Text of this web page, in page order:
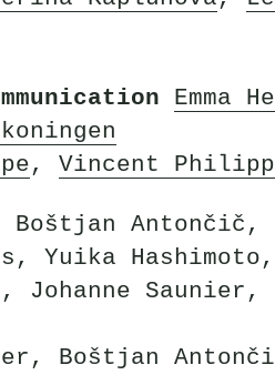
Emma
, Vincent
Boštjan Antončič,
Yuika
Johanne
Boštjan